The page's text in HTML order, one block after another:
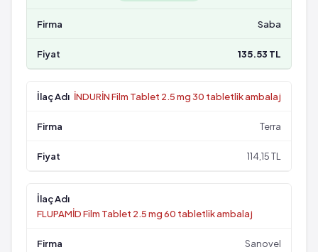
Saba
135.53 TL
İNDURİN Film Tablet 2.5 mg 30 tabletlik ambalaj
Terra
114,15 TL
FLUPAMİD Film Tablet 2.5 mg 60 tabletlik ambalaj
Sanovel